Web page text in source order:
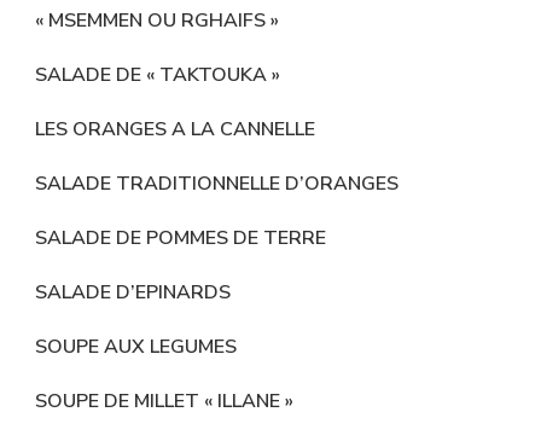
« MSEMMEN OU RGHAIFS »
SALADE DE « TAKTOUKA »
LES ORANGES A LA CANNELLE
SALADE TRADITIONNELLE D’ORANGES
SALADE DE POMMES DE TERRE
SALADE D’EPINARDS
SOUPE AUX LEGUMES
SOUPE DE MILLET « ILLANE »